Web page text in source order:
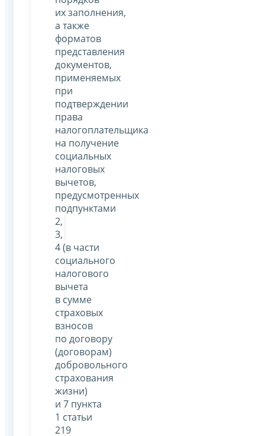
их заполнения,
а также
форматов
представления
документов,
применяемых
при
подтверждении
права
налогоплательщика
на получение
социальных
налоговых
вычетов,
предусмотренных
подпунктами
2,
3,
4 (в части
социального
налогового
вычета
в сумме
страховых
взносов
по договору
(договорам)
добровольного
страхования
жизни)
и 7 пункта
1 статьи
219